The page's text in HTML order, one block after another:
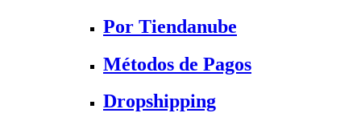
Por Tiendanube
Métodos de Pagos
Dropshipping